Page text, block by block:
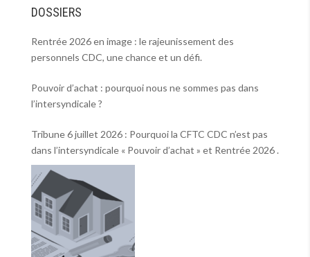
DOSSIERS
Rentrée 2026 en image : le rajeunissement des
personnels CDC, une chance et un défi.
Pouvoir d’achat : pourquoi nous ne sommes pas dans
l’intersyndicale ?
Tribune 6 juillet 2026 : Pourquoi la CFTC CDC n’est pas
dans l’intersyndicale « Pouvoir d’achat » et Rentrée 2026 .